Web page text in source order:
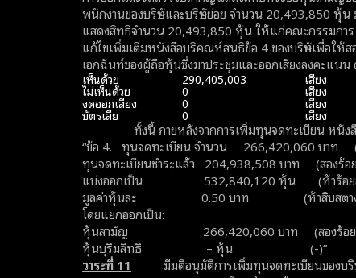
พนักงานของบริษัทและบริษัทย่อย จำนวน 20,493,850 หุ้
แสดงสิทธิจำนวน 20,493,850 หุ้น ให้แก่คณะกรรมการ
แก้ไขเพิ่มเติมหนังสือบริคณห์สนธิข้อ 4 ของบริษัทเพื่อให้
เอกฉันท์ของผู้ถือหุ้นซึ่งมาประชุมและออกเสียงลงคะแนน
เห็นด้วย 290,405,003 เสียง
ไม่เห็นด้วย 0 เสียง
งดออกเสียง 0 เสียง
บัตรเสีย 0 เสียง
ทั้งนี้ ภายหลังจากการเพิ่มทุนจดทะเบียน หนัง
“ข้อ 4. ทุนจดทะเบียน จำนวน 266,420,060 บาท
ทุนจดทะเบียนชำระแล้ว 204,938,508 บาท (สองร้อ
แบ่งออกเป็น 532,840,120 หุ้น (ห้าร้อยสาม
มูลค่าหุ้นละ 0.50 บาท (ห้าสิบสตาง
โดยแยกออกเป็น:
หุ้นสามัญ 266,420,060 บาท (สองร้อยหกสิ
หุ้นบุริมสิทธิ – หุ้น (-)”
วาระที่ 11 มีมติอนุมัติการเพิ่มทุนจดทะเบียนของบริษั